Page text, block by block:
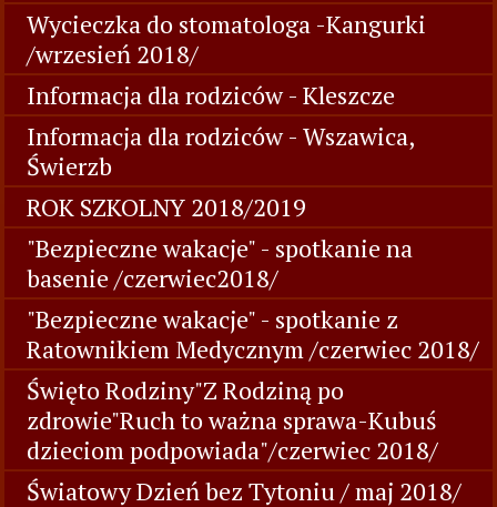
Wycieczka do stomatologa -Kangurki
/wrzesień 2018/
Informacja dla rodziców - Kleszcze
Informacja dla rodziców - Wszawica,
Świerzb
ROK SZKOLNY 2018/2019
"Bezpieczne wakacje" - spotkanie na
basenie /czerwiec2018/
"Bezpieczne wakacje" - spotkanie z
Ratownikiem Medycznym /czerwiec 2018/
Święto Rodziny"Z Rodziną po
zdrowie"Ruch to ważna sprawa-Kubuś
dzieciom podpowiada"/czerwiec 2018/
Światowy Dzień bez Tytoniu / maj 2018/